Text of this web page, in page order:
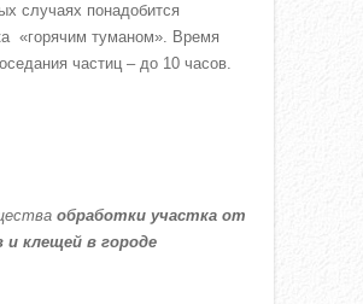
случаях понадобится
«горячим туманом». Время
частиц – до 10 часов.
обработки участка от
и клещей в городе